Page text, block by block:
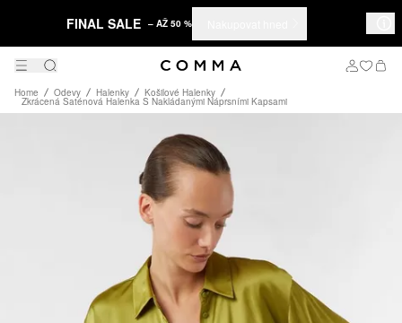
FINAL SALE – AŽ 50 %
Home Odevy Halenky Košilové Halenky
Zkrácená Saténová Halenka S Nakládanými Náprsními Kapsami